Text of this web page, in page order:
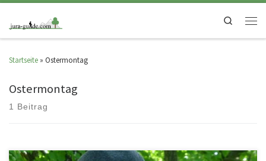
Search
Startseite » Ostermontag
Ostermontag
1 Beitrag